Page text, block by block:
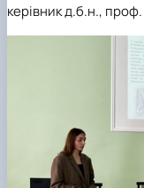
керівник д.б.н., проф.